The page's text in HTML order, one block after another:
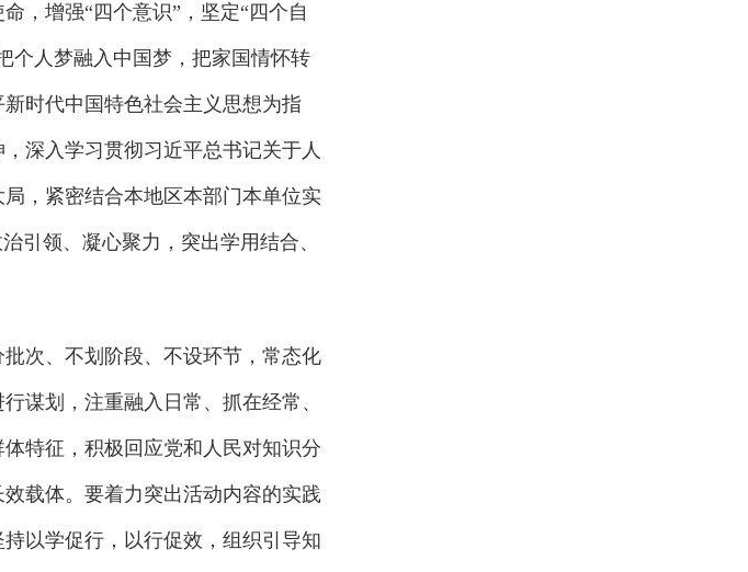
，增强“四个意识”，坚定“四个自
个人梦融入中国梦，把家国情怀转
时代中国特色社会主义思想为指
深入学习贯彻习近平总书记关于人
，紧密结合本地区本部门本单位实
引领、凝心聚力，突出学用结合、
次、不划阶段、不设环节，常态化
谋划，注重融入日常、抓在经常、
特征，积极回应党和人民对知识分
载体。要着力突出活动内容的实践
以学促行，以行促效，组织引导知